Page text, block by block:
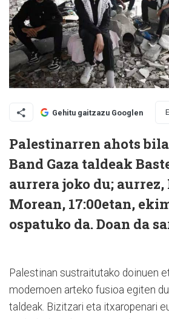
Gehitu gaitzazu Googlen
Palestinarren ahots
Band Gaza taldeak
aurrera joko du; aurrez,
Morean, 17:00etan,
ospatuko da. Doan da
Palestinan sustraitutako doinuen
modernoen arteko fusioa egiten
taldeak. Bizitzari eta itxaropenari